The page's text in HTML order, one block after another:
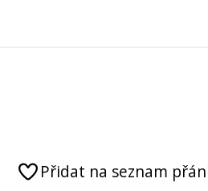
Přidat na seznam